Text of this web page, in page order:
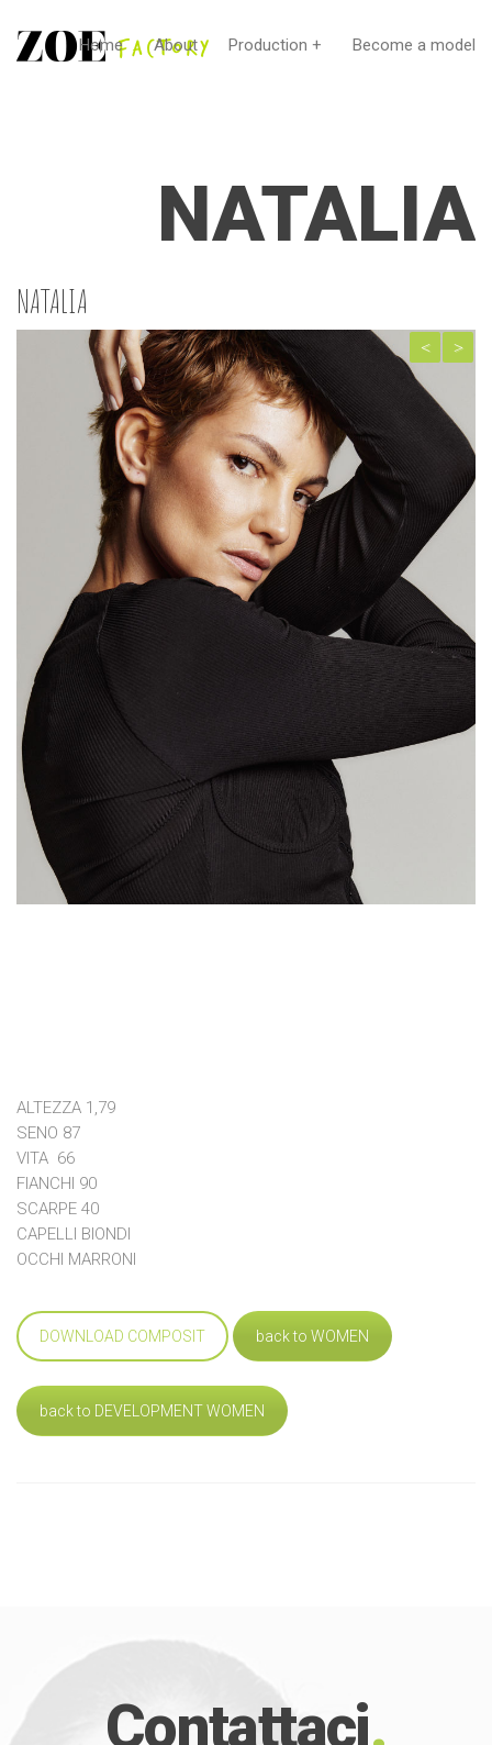
Home About Production + Become a model
NATALIA
NATALIA
Pre
viou
ALTEZZA 1,79
SENO 87
VITA 66
FIANCHI 90
SCARPE 40
CAPELLI BIONDI
OCCHI MARRONI
DOWNLOAD COMPOSIT back to WOMEN
back to DEVELOPMENT WOMEN
Contattaci.